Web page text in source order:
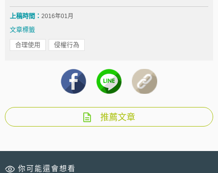
上稿時間： 2016年01月
文章標籤
合理使用 侵權行為
推薦文章
你可能還會想看